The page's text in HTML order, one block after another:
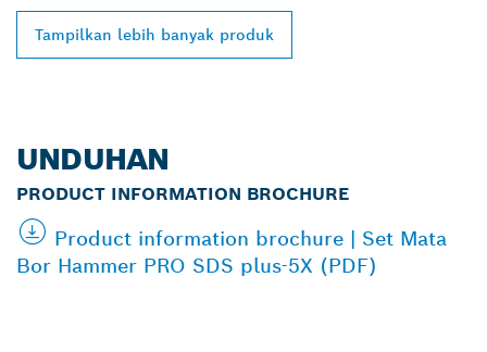
Tampilkan lebih banyak produk
UNDUHAN
PRODUCT INFORMATION BROCHURE
Product information brochure | Set Mata
Bor Hammer PRO SDS plus-5X (PDF)